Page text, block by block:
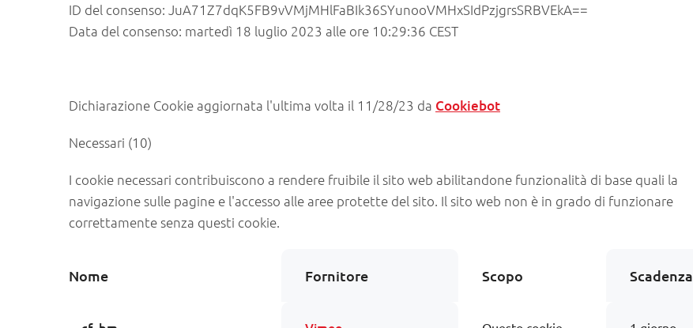
ID del consenso: JuA71Z7dqK5FB9vVMjMHlFaBIk36SYunooVMHxSIdPzjgrsSRBVEkA==
Data del consenso: martedì 18 luglio 2023 alle ore 10:29:36 CEST
Dichiarazione Cookie aggiornata l'ultima volta il 11/28/23 da Cookiebot
Necessari (10)
I cookie necessari contribuiscono a rendere fruibile il sito web abilitandone funzionalità di base quali la
navigazione sulle pagine e l'accesso alle aree protette del sito. Il sito web non è in grado di funzionare
correttamente senza questi cookie.
Nome Fornitore Scopo Scadenza